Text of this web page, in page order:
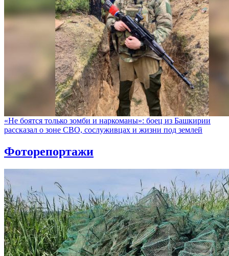
«Не боятся только зомби и наркоманы»: боец из Башкирии
рассказал о зоне СВО, сослуживцах и жизни под землей
Фоторепортажи